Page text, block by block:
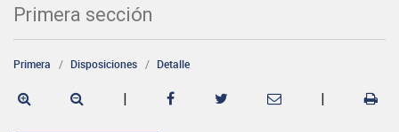
Primera sección
Primera Disposiciones Detalle
| |